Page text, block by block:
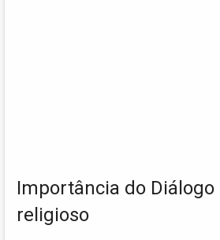
Importância do Diálogo
religioso